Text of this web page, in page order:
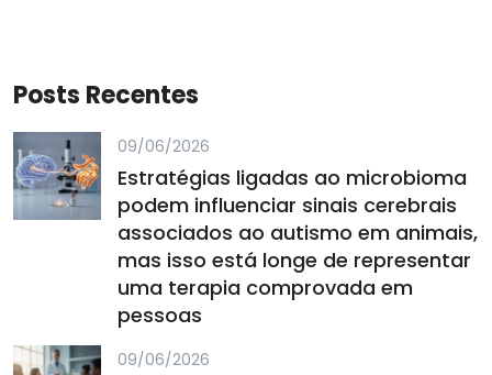
Posts Recentes
09/06/2026
Estratégias ligadas ao microbioma
podem influenciar sinais cerebrais
associados ao autismo em animais,
mas isso está longe de representar
uma terapia comprovada em
pessoas
09/06/2026